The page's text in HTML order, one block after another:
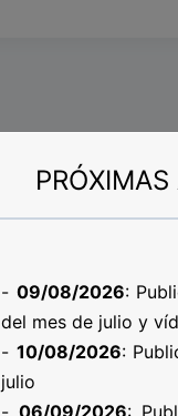
- 09/08/2026:
del mes de julio y
- 10/08/2026:
julio
- 06/09/2026: